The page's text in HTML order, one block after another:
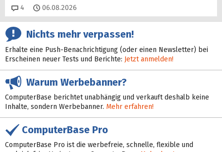
4 Kommentare
06.08.2026
Nichts mehr verpassen!
Erhalte eine Push-Benachrichtigung (oder einen Newsletter) bei
Erscheinen neuer Tests und Berichte: Jetzt anmelden!
Warum Werbebanner?
ComputerBase berichtet unabhängig und verkauft deshalb keine
Inhalte, sondern Werbebanner. Mehr erfahren!
ComputerBase Pro
ComputerBase Pro ist die werbefreie, schnelle, flexible und